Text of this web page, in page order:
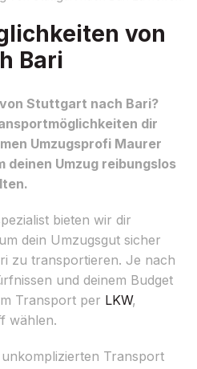
von
Bari
Stuttgart nach Bari?
dir
Umzugsprofi Maurer
Umzug reibungslos
bieten wir dir
dein Umzugsgut sicher
zu transportieren. Je nach
und deinem Budget
Transport per LKW,
wählen.
Transport